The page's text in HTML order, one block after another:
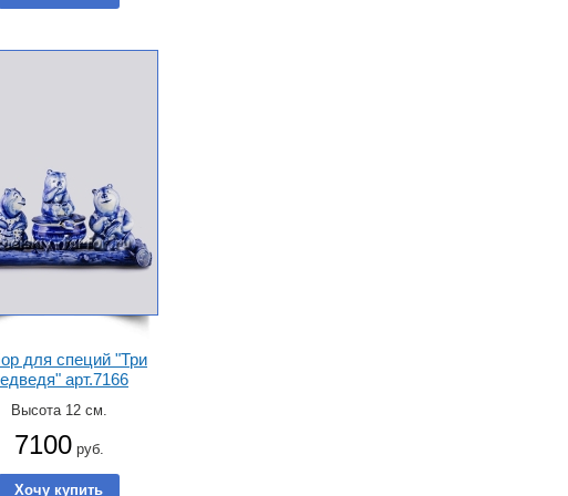
для специй "Три
арт.7166
Высота 12 см.
7100руб.